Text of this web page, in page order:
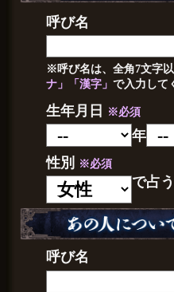
呼び名
※呼び名は、全角7文字
ナ」「漢字」で入力して
生年月日 ※必須
年
性別
※必須
で占う
呼び名